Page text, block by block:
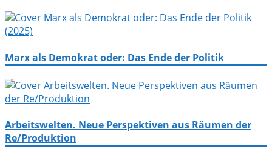
Marx als Demokrat oder: Das Ende der Politik
Arbeitswelten. Neue Perspektiven aus Räumen der
Re/Produktion